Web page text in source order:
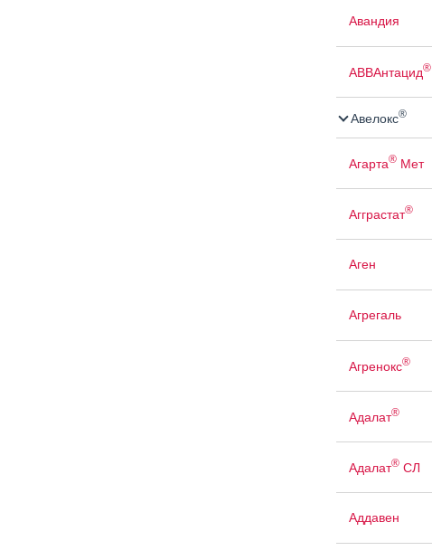
Авандия
АВВАнтацид®
Авелокс®
Агарта®Мет
Агграстат®
Аген
Агрегаль
Агренокс®
Адалат®
Адалат®СЛ
Аддавен